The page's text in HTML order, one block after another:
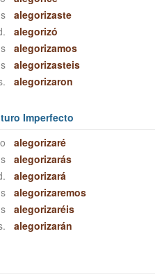
alegorizaste
alegorizó
alegorizamos
alegorizasteis
alegorizaron
Imperfecto
alegorizaré
alegorizarás
alegorizará
alegorizaremos
alegorizaréis
alegorizarán